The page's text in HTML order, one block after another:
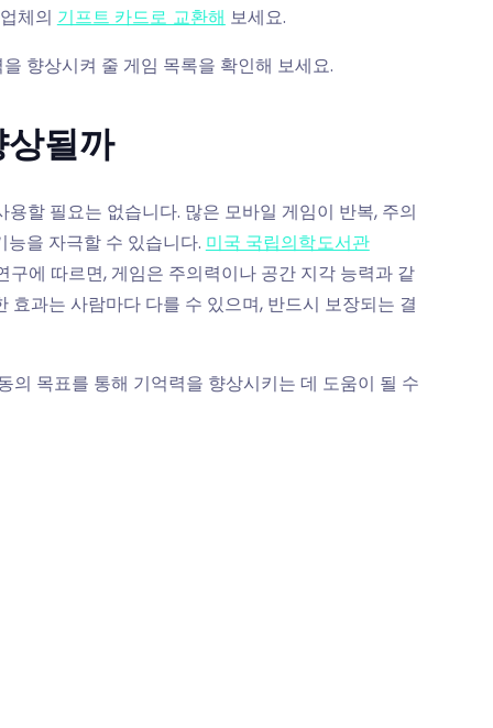
체의 기프트 카드로 교환해 보세요.
향상시켜 줄 게임 목록을 확인해 보세요.
될까
할 필요는 없습니다. 많은 모바일 게임이 반복, 주의
을 자극할 수 있습니다. 미국 국립의학도서관
에 따르면, 게임은 주의력이나 공간 지각 능력과 같
과는 사람마다 다를 수 있으며, 반드시 보장되는 결
목표를 통해 기억력을 향상시키는 데 도움이 될 수